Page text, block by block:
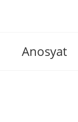
Anosyat